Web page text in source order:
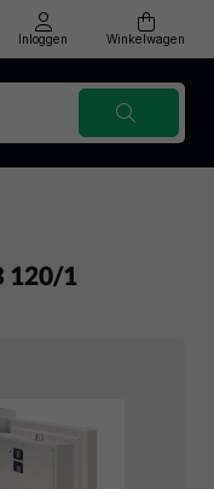
Inloggen Winkelwagen
120/1